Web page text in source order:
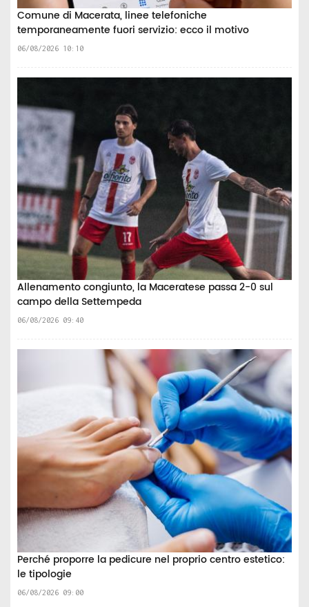
Comune di Macerata, linee telefoniche
temporaneamente fuori servizio: ecco il motivo
06/08/2026 10:10
Allenamento congiunto, la Maceratese passa 2-0 sul
campo della Settempeda
06/08/2026 09:40
Perché proporre la pedicure nel proprio centro estetico:
le tipologie
06/08/2026 09:00